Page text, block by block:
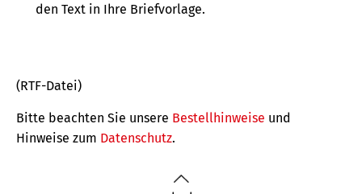
den Text in Ihre Briefvorlage.
(RTF-Datei)
Bitte beachten Sie unsere Bestellhinweise und
Hinweise zum Datenschutz.